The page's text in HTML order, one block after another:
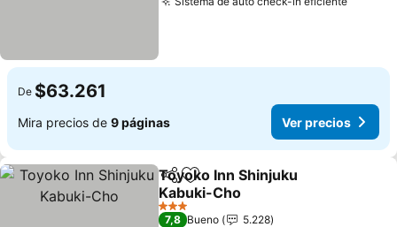
Ver
De $63.261
Mira precios de 9 páginas Ver precios
Compartir
Agregar a favoritos
Toyoko Inn Shinjuku
Kabuki-Cho
Ver precios
3 Estrellas
7,8 Bueno
5.228